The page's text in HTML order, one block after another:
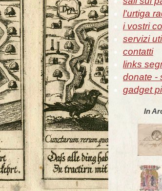
l'urtiga
i vostri
servizi
contatti
links
donate -
gadget
In